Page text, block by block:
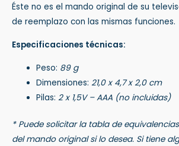
Éste no es el mando original de su
de reemplazo con las mismas funciones.
Especificaciones técnicas:
Peso: 89 g
Dimensiones:21,0 x 4,7 x 2,0 cm
Pilas:2 x 1,5V – AAA (no incluidas)
* Puede solicitar la tabla de
del mando original si lo desea. Si tiene